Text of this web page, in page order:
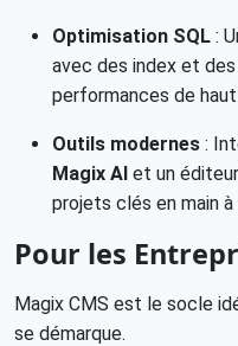
Optimisation SQL :
avec des index et
performances de haut
Outils modernes :
Magix AI et un
projets clés en main
Pour les
Magix CMS est le socle
se démarque.